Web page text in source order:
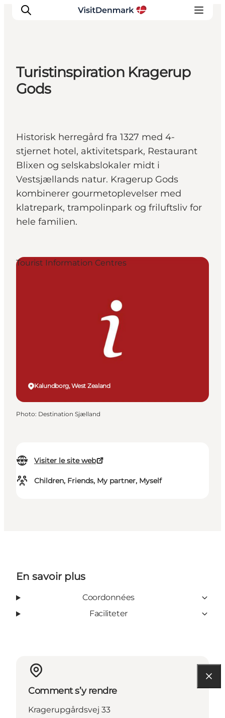
Inspirations
Planifiez votre voyage
Turistinspiration Kragerup
Gods
Historisk herregård fra 1327 med 4-
stjernet hotel, aktivitetspark, Restaurant
Blixen og selskabslokaler midt i
Vestsjællands natur. Kragerup Gods
kombinerer gourmetoplevelser med
klatrepark, trampolinpark og friluftsliv for
hele familien.
Visiter le site web
Children, Friends, My partner, Myself
Kalundborg, West Zealand
Tourist Information Centres
Photo: Destination Sjælland
En savoir plus
Coordonnées
Faciliteter
Comment s’y rendre
Kragerupgårdsvej 33